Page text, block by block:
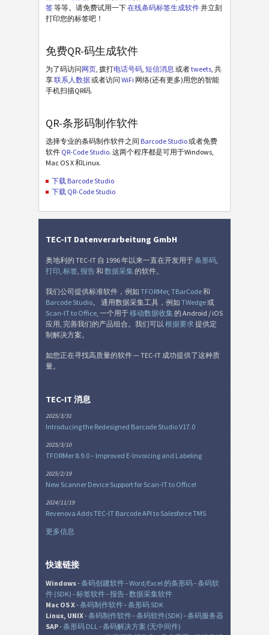
签等等。请免费试用一下在线条码标签生成软件并立刻
打印您的标签吧！
免费QR-码生成软件
为了码访问网页, 拨打电话号码, 短信消息 或者tweets, 共
享联系人数据或者访问 WiFi 网络(还有更多)用您的智能
手机扫描QR码.
QR-条形码制作软件
选择专业的条码制作软件之间 Barcode Studio或者免费
软件 QR-Code Studio. 这两个程序都是可用于Windows,
Mac OS X 和Linux.
下载 Barcode Studio
下载 QR-Code Studio
TEC-IT Datenverarbeitung GmbH
奥地利的 TEC-IT 自 1996 年以来一直在开发用于条形码,
打印, 标签, 报告和 数据采集的软件。
我们公司提供标准软件，例如 TFORMer, TBarCode和
Barcode Studio。 通用数据采集工具，例如 TWedge或
Scan-IT to Office, 一个用于移动数据收集的 Android / iOS
应用, 完善我们的产品组合。我们可以 根据要求 提供定
制解决方案。
如您正在寻找高质量的软件 — TEC-IT 成功提供了这种质
量。
TEC-IT 消息
2025/3/31
Introducing the Redesigned Barcode Studio V17.0
2025/3/10
TFORMer 8.9.0 – Improved E-Invoicing and Labeling
2025/2/19
New Scanner Device Support for Scan-IT to Office!
2024/11/19
Revenova Adds TEC-IT Barcode API to Salesforce TMS
更多信息
快速链接
Windows-条码创建软件-Word/Excel 的条形码-条码软
件 (SDK) -标签软件-报告-数据采集软件
Mac OS X-条码制作软件-条形码 SDK
Linux, UNIX-条码制作软件-条码软件(SDK) -条码服务器
SAP-条形码 DLL-条码解决方案 (无中间件)